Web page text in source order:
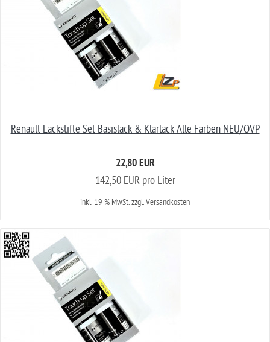
Renault Lackstifte Set Basislack & Klarlack Alle Farben NEU/OVP
22,80 EUR
142,50 EUR pro Liter
inkl. 19 % MwSt.zzgl. Versandkosten